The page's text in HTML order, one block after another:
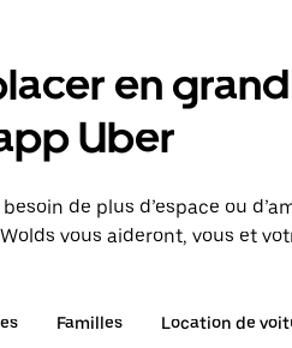
en
Uber
besoin de plus d’espace ou
vous aideront, vous et
Familles Location de